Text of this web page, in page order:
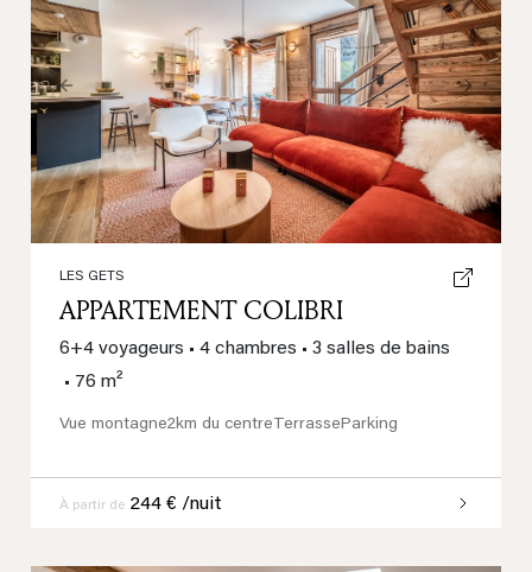
Previous Next
LES GETS
APPARTEMENT COLIBRI
6+4 voyageurs • 4 chambres • 3 salles de bains
• 76 m²
Vue montagne2km du centreTerrasse Parking
À partir de 244 € /nuit